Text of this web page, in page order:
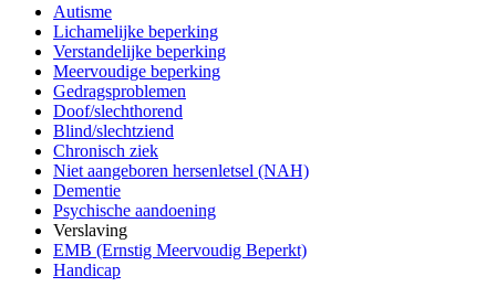
Autisme
Lichamelijke beperking
Verstandelijke beperking
Meervoudige beperking
Gedragsproblemen
Doof/slechthorend
Blind/slechtziend
Chronisch ziek
Niet aangeboren hersenletsel (NAH)
Dementie
Psychische aandoening
Verslaving
EMB (Ernstig Meervoudig Beperkt)
Handicap